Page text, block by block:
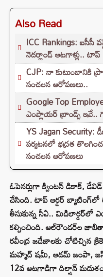
Also Read
ICC Rankings: ఐసీసీ
నెదర్లాండ్ ఆటగాళ్లు..
CJP: నా కుటుంబానికి
సంచలన ఆరోపణలు..
Google Top
ఎంప్లాయర్ బ్రాండ్స్ ఇవే..
YS Jagan
పర్యటనలో భద్రత
సంచలన ఆరోపణలు
ఓపెనర్లుగా క్వింటన్ డికాక్,
చేసింది. టాప్ ఆర్డర్
తీసుకున్న సీఏ..
కల్పించింది. ఆల్‌రౌండర్‌ల
రవీంద్ర జడేజాలకు చోటిచ్చిన
మహ్మద్ షమీ, ఆడమ్ జంపా,
12వ ఆటగాడిగా దిల్షాన్